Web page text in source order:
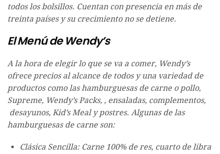
todos los bolsillos. Cuentan con presencia en más de
treinta países y su crecimiento no se detiene.
El Menú de Wendy’s
A la hora de elegir lo que se va a comer, Wendy’s
ofrece precios al alcance de todos y una variedad de
productos como las hamburguesas de carne o pollo,
Supreme, Wendy’s Packs, , ensaladas, complementos,
desayunos, Kid’s Meal y postres. Algunas de las
hamburguesas de carne son:
Clásica Sencilla: Carne 100% de res, cuarto de libra